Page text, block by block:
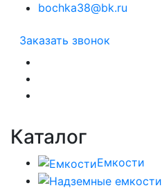
bochka38@bk.ru
Заказать звонок
Каталог
Емкости